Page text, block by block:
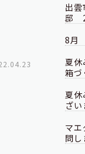
出
邸 2
8月
夏
箱づ
夏
ざい
マ
問し